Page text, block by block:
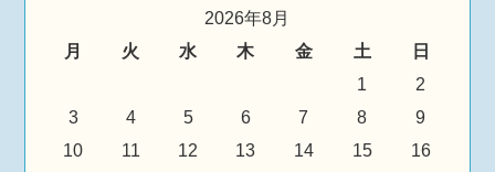
2026年8月
月
火 水 木 金 土
日
1
2
3
4 5 6 7 8
9
10
11 12 13 14 15
16